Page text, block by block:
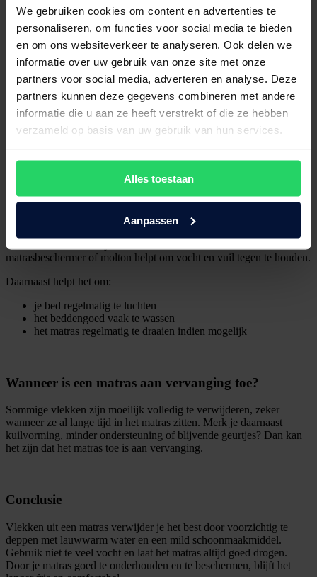
We gebruiken cookies om content en advertenties te
personaliseren, om functies voor social media te bieden
en om ons websiteverkeer te analyseren. Ook delen we
informatie over uw gebruik van onze site met onze
partners voor social media, adverteren en analyse. Deze
partners kunnen deze gegevens combineren met andere
informatie die u aan ze heeft verstrekt of die ze hebben
verzameld op basis van uw gebruik van hun services.
Alles toestaan
Aanpassen
Wat moet je juist niet doen?
Bij het schoonmaken van een matras worden vaak fouten gemaakt
die het probleem juist erger maken.
Voorkom daarom:
hard schrobben
grote hoeveelheden water gebruiken
Hoe voorkom je vlekken in een matras?
Voorkomen is natuurlijk beter dan schoonmaken. Een
matrasbeschermer of molton helpt om vocht en vuil tegen te houden.
Daarnaast helpt het om:
je bed regelmatig te luchten
het beddengoed vaak te wassen
het matras regelmatig te draaien indien mogelijk
Wanneer is een matras aan vervanging toe?
Sommige vlekken zijn moeilijk volledig te verwijderen, zeker
wanneer ze al lange tijd in het matras zitten. Merk je daarnaast
kuilvorming, minder ondersteuning of blijvende geurtjes? Dan kan
het zijn dat het matras toe is aan vervanging.
Conclusie
Vlekken uit een matras verwijder je het best door voorzichtig te
deppen met lauwwarm water en een mild schoonmaakmiddel.
Gebruik niet te veel vocht en laat het matras altijd goed drogen.
Door je matras goed te onderhouden en te beschermen, blijft het